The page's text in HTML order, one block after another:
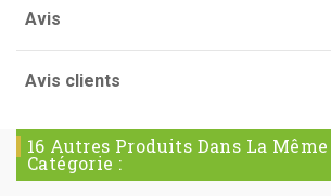
Avis
Avis clients
16 Autres Produits Dans La Même
Catégorie :